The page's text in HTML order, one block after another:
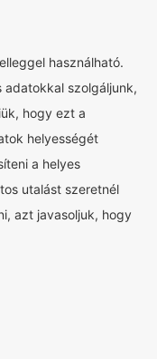
használható.
szolgáljunk,
hogy ezt a
helyességét
a helyes
utalást szeretnél
azt javasoljuk, hogy